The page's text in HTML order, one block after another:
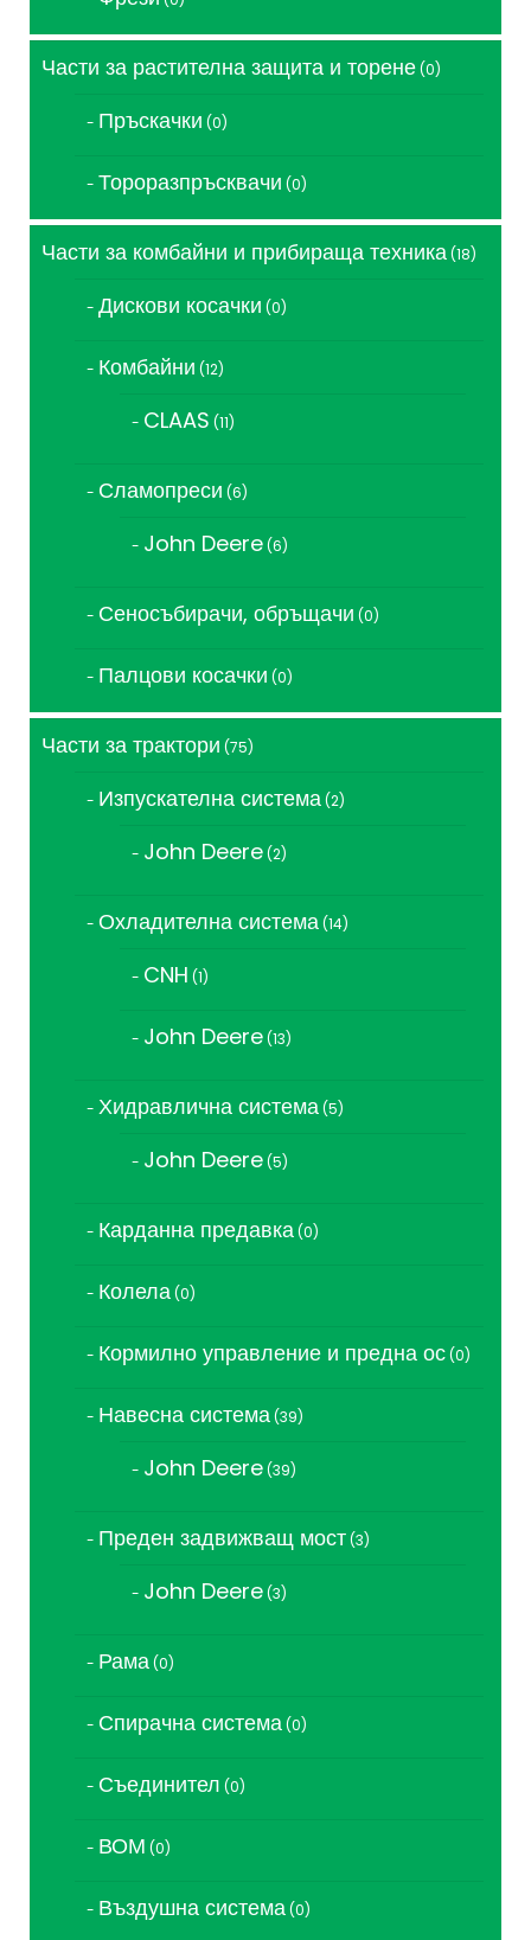
Части за растителна защита и торене 00
Пръскачки 00
Тороразпръсквачи 00
Части за комбайни и прибираща техника 1818
Дискови косачки 00
Комбайни 1212
CLAAS 1111
Сламопреси 66
John Deere 66
Сеносъбирачи, обръщачи 00
Палцови косачки 00
Части за трактори 7575
Изпускателна система 22
John Deere 22
Охладителна система 1414
CNH 11
John Deere 1313
Хидравлична система 55
John Deere 55
Карданна предавка 00
Колела 00
Кормилно управление и предна ос 00
Навесна система 3939
John Deere 3939
Преден задвижващ мост 33
John Deere 33
Рама 00
Спирачна система 00
Съединител 00
ВОМ 00
Въздушна система 00